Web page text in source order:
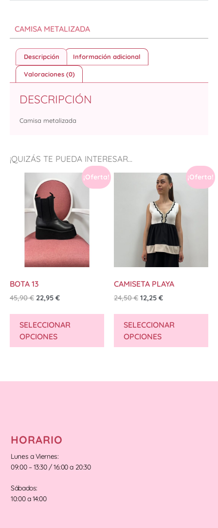
¡QUIZÁS TE PUEDA INTERESAR...
¡Oferta!
BOTA 13
45,90€ 22,95 €
SELECCIONAR
OPCIONES
¡Oferta!
CAMISETA PLAYA
24,50€ 12,25 €
SELECCIONAR
OPCIONES
CAMISA METALIZADA
Descripción Información adicional
Valoraciones (0)
DESCRIPCIÓN
Camisa metalizada
HORARIO
Lunes a Viernes:
09:00 – 13:30 / 16:00 a 20:30
Sábados:
10:00 a 14:00